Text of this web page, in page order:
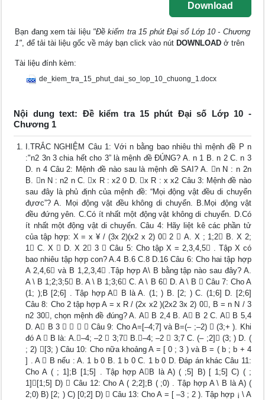
Download
Bạn đang xem tài liệu "Đề kiểm tra 15 phút Đại số Lớp 10 - Chương
1", để tải tài liệu gốc về máy bạn click vào nút DOWNLOAD ở trên
Tài liệu đính kèm:
de_kiem_tra_15_phut_dai_so_lop_10_chuong_1.docx
Nội dung text: Đề kiểm tra 15 phút Đại số Lớp 10 -
Chương 1
I.TRẮC NGHIỆM Câu 1: Với n bằng bao nhiêu thì mệnh đề P n
:"n2 3n 3 chia hết cho 3” là mệnh đề ĐÚNG? A. n 1 B. n 2 C. n 3
D. n 4 Câu 2: Mệnh đề nào sau là mệnh đề SAI? A. n N : n 2n
B. n N : n2 n C. x R : x2 0 D. x R : x x2 Câu 3: Mệnh đề nào
sau đây là phủ định của mệnh đề: “Mọi động vật đều di chuyển
đựơc”? A. Mọi động vật đều không di chuyển. B.Mọi động vật
đều đứng yên. C.Có ít nhất một động vật không di chuyển. D.Có
ít nhất một động vật di chuyển. Câu 4: Hãy liệt kê các phần tử
của tập hợp: X = x ¥ / (3x 2)(x2 x 2) 0 2  A. X ; 1;2 B. X 2;
1 C. X  D. X 2 3  Câu 5: Cho tập X = 2,3,4,5 . Tập X có
bao nhiêu tập hợp con? A.4 B.6 C.8 D.16 Câu 6: Cho hai tập hợp
A 2,4,6 và B 1,2,3,4 .Tập hợp A\ B bằng tập nào sau đây? A.
A \ B 1;2;3;5 B. A \ B 1;3;6 C. A \ B 6 D. A \ B  Câu 7: Cho A
(1; );B [2;6] . Tập hợp A B là A. (1; ) B. [2; ) C. (1;6] D. [2;6]
Câu 8: Cho 2 tập hợp A = x R / (2x x2 )(2x2 3x 2) 0, B = n N / 3
n2 30, chọn mệnh đề đúng? A. A B 2,4 B. A B 2 C. A B 5,4
D. A B 3     Câu 9: Cho A=[–4;7] và B=(– ;–2)  (3;+ ). Khi
đó A  B là: A.–4; –2  3;7 B.–4; –2  3;7 C. (– ;2] (3; ) D. (
; 2) [3; ) Câu 10: Cho nữa khoảng A = [ 0 ; 3 ) và B = ( b ; b + 4
] . A  B nếu : A. 1 b 0 B. 1 b 0 C. 1 b 0 D. Đáp án khác Câu 11:
Cho A ( ; 1];B [1;5] . Tập hợp AB là A) ( ;5] B) [ 1;5] C) ( ;
1][1;5] D)  Câu 12: Cho A ( 2;2];B ( ;0) . Tập hợp A \ B là A) (
2;0) B) [2; ) C) [0;2] D)  Câu 13: Cho A = [ –3 ; 2 ). Tập hợp ¡ \ A